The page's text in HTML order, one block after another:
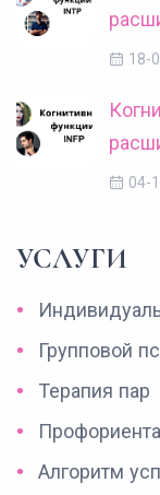
18-
04-
УСЛУГИ
Групповой
Терапия пар
Алгоритм